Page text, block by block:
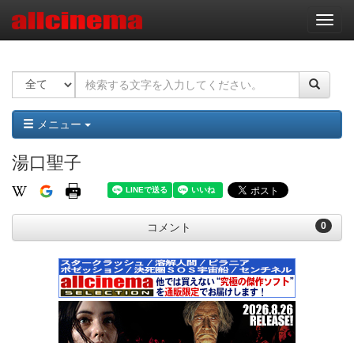
ナ
ビ
ー
ョ
ン
メニュー
湯口聖子
0
コメント